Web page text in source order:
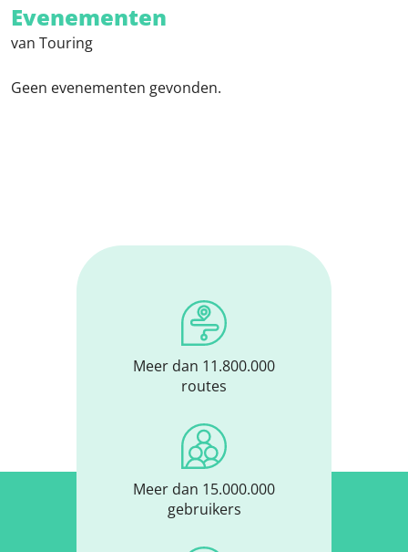
Evenementen
van Touring
Geen evenementen gevonden.
Meer dan 11.800.000
routes
Meer dan 15.000.000
gebruikers